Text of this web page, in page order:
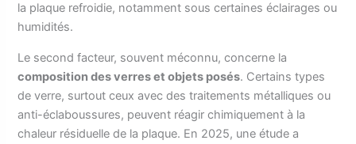
la plaque refroidie, notamment sous certaines éclairages ou
humidités.
Le second facteur, souvent méconnu, concerne la
composition des verres et objets posés. Certains types
de verre, surtout ceux avec des traitements métalliques ou
anti-éclaboussures, peuvent réagir chimiquement à la
chaleur résiduelle de la plaque. En 2025, une étude a